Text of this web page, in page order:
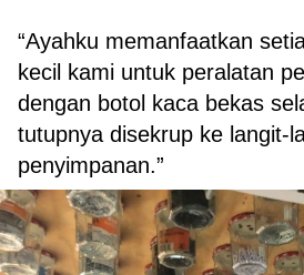
“Ayahku memanfaatkan
kecil kami untuk peralatan
dengan botol kaca bekas
tutupnya disekrup ke langit-
penyimpanan.”